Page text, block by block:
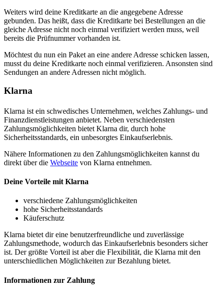
Weiters wird deine Kreditkarte an die angegebene Adresse
gebunden. Das heißt, dass die Kreditkarte bei Bestellungen an die
gleiche Adresse nicht noch einmal verifiziert werden muss, weil
bereits die Prüfnummer vorhanden ist.
Möchtest du nun ein Paket an eine andere Adresse schicken lassen,
musst du deine Kreditkarte noch einmal verifizieren. Ansonsten sind
Sendungen an andere Adressen nicht möglich.
Klarna
Klarna ist ein schwedisches Unternehmen, welches Zahlungs- und
Finanzdienstleistungen anbietet. Neben verschiedensten
Zahlungsmöglichkeiten bietet Klarna dir, durch hohe
Sicherheitsstandards, ein unbesorgtes Einkaufserlebnis.
Nähere Informationen zu den Zahlungsmöglichkeiten kannst du
direkt über die Webseite von Klarna entnehmen.
Deine Vorteile mit Klarna
verschiedene Zahlungsmöglichkeiten
hohe Sicherheitsstandards
Käuferschutz
Klarna bietet dir eine benutzerfreundliche und zuverlässige
Zahlungsmethode, wodurch das Einkaufserlebnis besonders sicher
ist. Der größte Vorteil ist aber die Flexibilität, die Klarna mit den
unterschiedlichen Möglichkeiten zur Bezahlung bietet.
Informationen zur Zahlung